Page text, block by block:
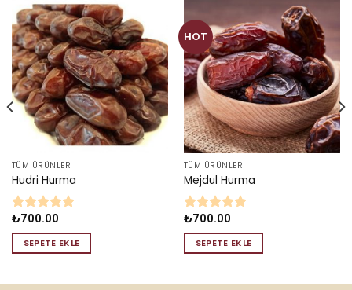
TÜM ÜRÜNLER
Hudri Hurma
5 üzerinden
5.00oy
aldı
₺700.00
SEPETE EKLE
HOT
TÜM ÜRÜNLER
Mejdul Hurma
5 üzerinden
5.00oy
aldı
₺700.00
SEPETE EKLE